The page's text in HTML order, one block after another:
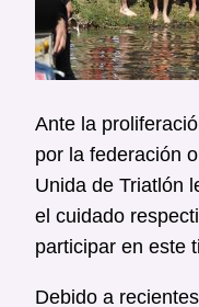
Ante la
por la federación
Unida de Triatlón
el cuidado
participar en este
Debido a